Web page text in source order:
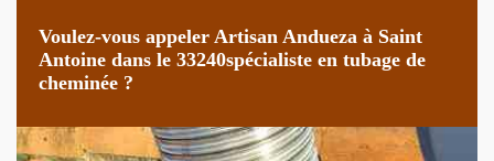
Voulez-vous appeler Artisan Andueza à Saint
Antoine dans le 33240spécialiste en tubage de
cheminée ?